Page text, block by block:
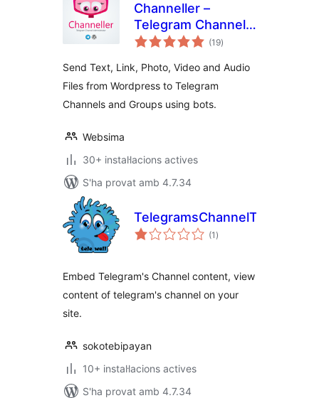
Channeller –
Telegram Channel
Administrator
(19puntuacions
totals
)
Send Text, Link, Photo, Video and Audio
Files from Wordpress to Telegram
Channels and Groups using bots.
Websima
30+ instal·lacions actives
S'ha provat amb 4.7.34
TelegramsChannelToWP
(1 puntuacions
totals
)
Embed Telegram's Channel content, view
content of telegram's channel on your
site.
sokotebipayan
10+ instal·lacions actives
S'ha provat amb 4.7.34